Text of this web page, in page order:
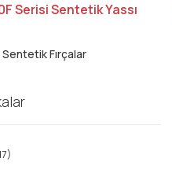
Serisi Sentetik Yassı
Sentetik Fırçalar